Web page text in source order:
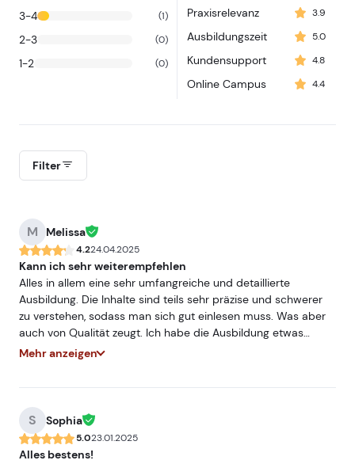
3-4 (1)
2-3 (0)
1-2 (0)
Praxisrelevanz 3.9
Ausbildungszeit 5.0
Kundensupport 4.8
Online Campus 4.4
Filter
M Melissa
4.224.04.2025
Kann ich sehr weiterempfehlen
Alles in allem eine sehr umfangreiche und detaillierte
Ausbildung. Die Inhalte sind teils sehr präzise und schwerer
zu verstehen, sodass man sich gut einlesen muss. Was aber
auch von Qualität zeugt. Ich habe die Ausbildung etwas
schneller durchgezogen als den angegeben Rahmen, hat aber
Mehr anzeigen
S Sophia
5.023.01.2025
Alles bestens!